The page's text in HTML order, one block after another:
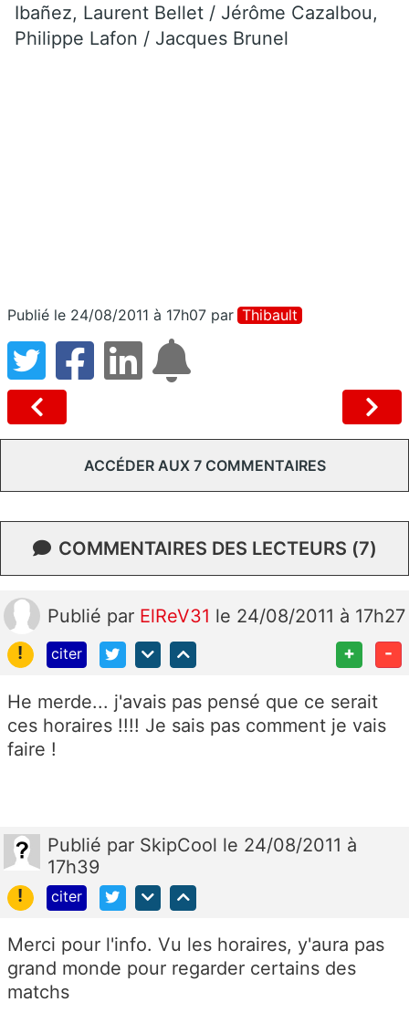
Ibañez, Laurent Bellet / Jérôme Cazalbou,
Philippe Lafon / Jacques Brunel
Publié le 24/08/2011 à 17h07 par Thibault
ACCÉDER AUX 7 COMMENTAIRES
COMMENTAIRES DES LECTEURS (7)
Publié par ElReV31 le 24/08/2011 à 17h27
!
citer + -
He merde... j'avais pas pensé que ce serait
ces horaires !!!! Je sais pas comment je vais
faire !
Publié par SkipCool le 24/08/2011 à
17h39
!
citer
Merci pour l'info. Vu les horaires, y'aura pas
grand monde pour regarder certains des
matchs